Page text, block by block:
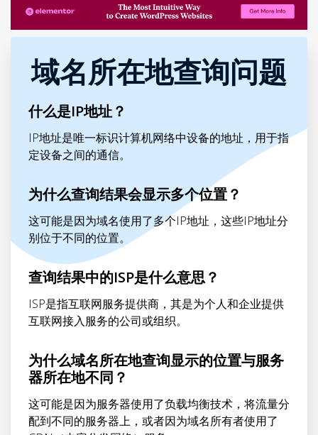
域名所在地查询问题
什么是IP地址？
IP地址是唯一标识计算机网络中设备的地址，用于指
定设备之间的通信。
为什么查询结果会显示多个位置？
这可能是因为域名使用了多个IP地址，这些IP地址分
别位于不同的位置。
查询结果中的ISP是什么意思？
ISP是指互联网服务提供商，其是为个人和企业提供
互联网接入服务的公司或组织。
为什么域名所在地查询显示的位置与服务
器所在地不同？
这可能是因为服务器使用了负载均衡技术，将流量分
配到不同的服务器上，或者因为域名所有者使用了